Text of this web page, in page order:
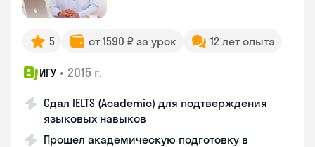
5 от 1590 ₽ за урок 12 лет опыта
ИГУ • 2015 г.
Сдал IELTS (Academic) для подтверждения
языковых навыков
Прошел академическую подготовку в